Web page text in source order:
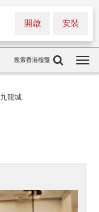
安裝
開啟
搜索香港樓盤
九龍城